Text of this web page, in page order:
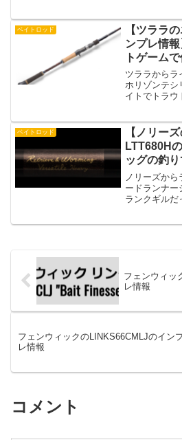
扱うために
トジャーキン
ベイトロッド
【ツララ
ンプレ情
トゲーム
ツララからラ
ホリゾンテシ
イトでトラウ
ンテ78はど
しょうか？と
ベイトロッド
【ノリー
LTT680H
ッグの釣
ノリーズか
ードランナー
ランクギルだ
フェンウィッ
レ情報
フェンウィックのLINKS66CMLJのイン
レ情報
コメント